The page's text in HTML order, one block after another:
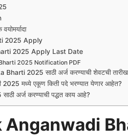
2025 Apply
2025 Apply Last Date
2025 Notification PDF
2025 साठी अर्ज करण्याची शेवटची
2025 मध्ये एकूण किती पदे भरण्यात येणार आहेत?
अर्ज करण्याची पद्धत काय आहे?
Anganwadi